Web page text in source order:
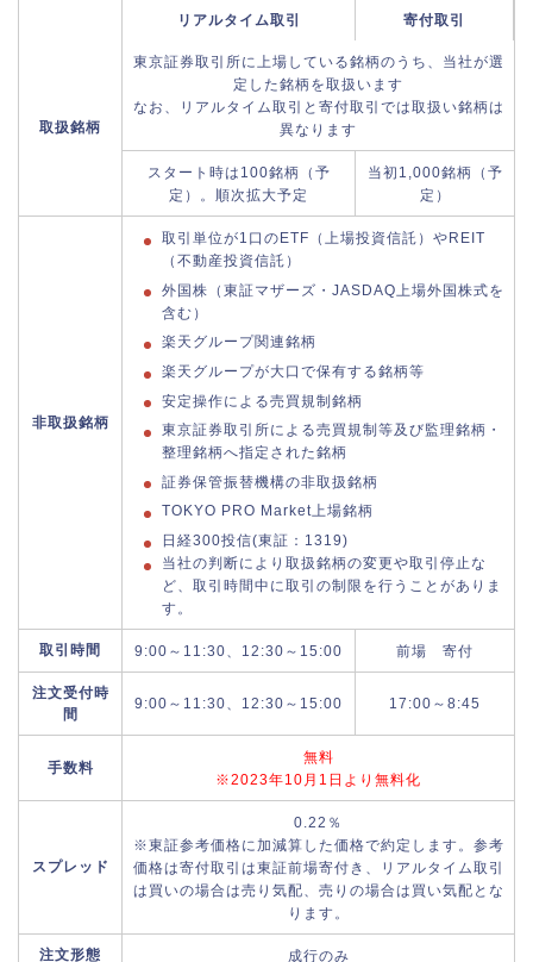
リアルタイム取引 寄付取引
取扱銘柄
東京証券取引所に上場している銘柄のうち、当社が選
定した銘柄を取扱います
なお、リアルタイム取引と寄付取引では取扱い銘柄は
異なります
スタート時は100銘柄（予
定）。順次拡大予定
当初1,000銘柄（予
定）
非取扱銘柄
取引単位が1口のETF（上場投資信託）やREIT
（不動産投資信託）
外国株（東証マザーズ・JASDAQ上場外国株式を
含む）
楽天グループ関連銘柄
楽天グループが大口で保有する銘柄等
安定操作による売買規制銘柄
東京証券取引所による売買規制等及び監理銘柄・
整理銘柄へ指定された銘柄
証券保管振替機構の非取扱銘柄
TOKYO PRO Market上場銘柄
日経300投信(東証：1319)
当社の判断により取扱銘柄の変更や取引停止な
ど、取引時間中に取引の制限を行うことがありま
す。
取引時間 9:00～11:30、12:30～15:00 前場 寄付
注文受付時
間
9:00～11:30、12:30～15:00 17:00～8:45
手数料
無料
※2023年10月1日より無料化
スプレッド
0.22％
※東証参考価格に加減算した価格で約定します。参考
価格は寄付取引は東証前場寄付き、リアルタイム取引
は買いの場合は売り気配、売りの場合は買い気配とな
ります。
注文形態 成行のみ